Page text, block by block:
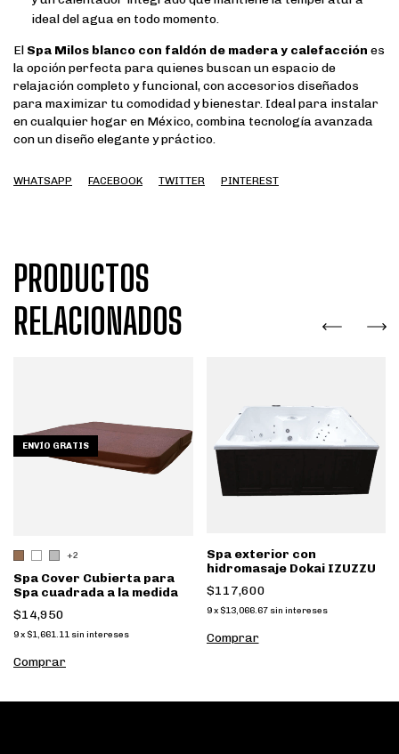
ideal del agua en todo momento.
El Spa Milos blanco con faldón de madera y calefacción es
la opción perfecta para quienes buscan un espacio de
relajación completo y funcional, con accesorios diseñados
para maximizar tu comodidad y bienestar. Ideal para instalar
en cualquier hogar en México, combina tecnología avanzada
con un diseño elegante y práctico.
WHATSAPP FACEBOOK TWITTER PINTEREST
PRODUCTOS
RELACIONADOS
ENVÍO GRATIS
+2
Spa Cover Cubierta para
Spa cuadrada a la medida
$14,950
9x $1,661.11 sin intereses
Comprar
Spa exterior con
hidromasaje Dokai IZUZZU
$117,600
9 x $13,066.67 sin intereses
Comprar